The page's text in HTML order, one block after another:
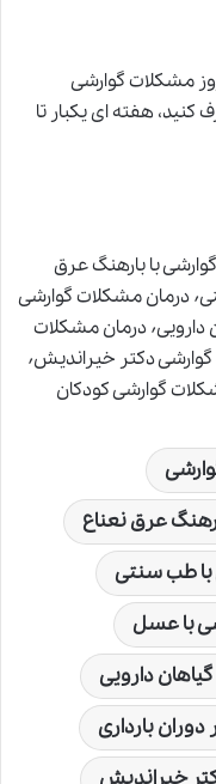
مشکلات گوارشی
هفته ای یکبار تا
مشکلات گوارشی با بارهنگ عرق
نعناع٬ درمان مشکلات گوارشی با طب سنتی٬ درمان مشکلات گوارشی
با عسل٬ درمان مشکلات گوارشی با گیاهان دارویی٬ درمان مشکلات
گوارشی در دوران بارداری٬ درمان مشکلات گوارشی دکتر خیراندیش٬
عرق نعناع
طب سنتی
با عسل
دارویی
بارداری